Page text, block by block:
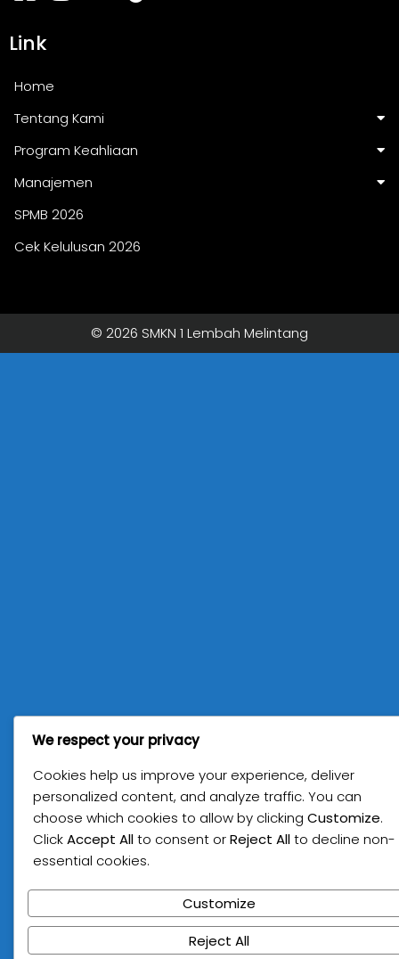
Link
Home
Tentang Kami
Program Keahliaan
Manajemen
SPMB 2026
Cek Kelulusan 2026
© 2026 SMKN 1 Lembah Melintang
We respect your privacy
Cookies help us improve your experience, deliver
personalized content, and analyze traffic. You can
choose which cookies to allow by clicking Customize.
ClickAccept Allto consent orReject Allto decline non-
essential cookies.
Customize
Reject All